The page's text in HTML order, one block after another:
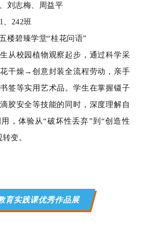
刘志梅、周益平
242班
楼碧臻学堂“桂花问语”
从校园植物观察起步，通过科学采
干燥→创意封装全流程劳动，亲手
签等实用艺术品。学生在掌握镊子
胶安全等技能的同时，深度理解自
，体验从“破坏性丢弃”到“创造性
变。
育实践课优秀作品展